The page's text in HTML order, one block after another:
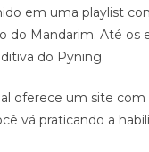
em uma playlist
do Mandarim. Até os
do Pyning.
oferece um site com
vá praticando a